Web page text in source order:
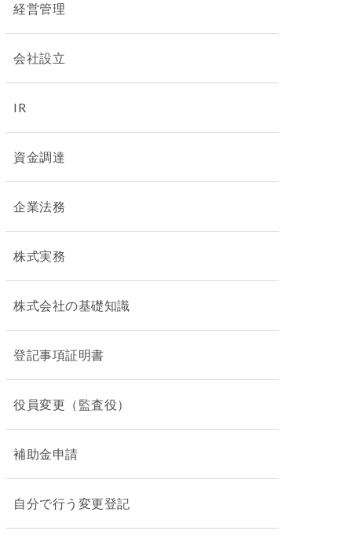
経営管理
会社設立
IR
資金調達
企業法務
株式実務
株式会社の基礎知識
登記事項証明書
役員変更（監査役）
補助金申請
自分で行う変更登記